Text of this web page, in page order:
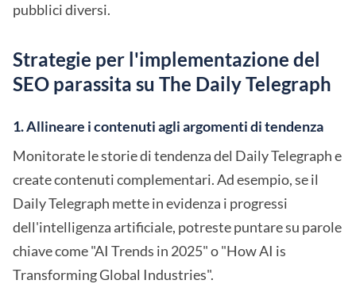
pubblici diversi.
Strategie per l'implementazione del
SEO parassita su The Daily Telegraph
1. Allineare i contenuti agli argomenti di tendenza
Monitorate le storie di tendenza del Daily Telegraph e
create contenuti complementari. Ad esempio, se il
Daily Telegraph mette in evidenza i progressi
dell'intelligenza artificiale, potreste puntare su parole
chiave come "AI Trends in 2025" o "How AI is
Transforming Global Industries".